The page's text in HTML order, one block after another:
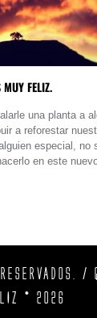
FELIZ.
una planta a
a reforestar
especial, no
en este
RESERVADOS.
© 2026